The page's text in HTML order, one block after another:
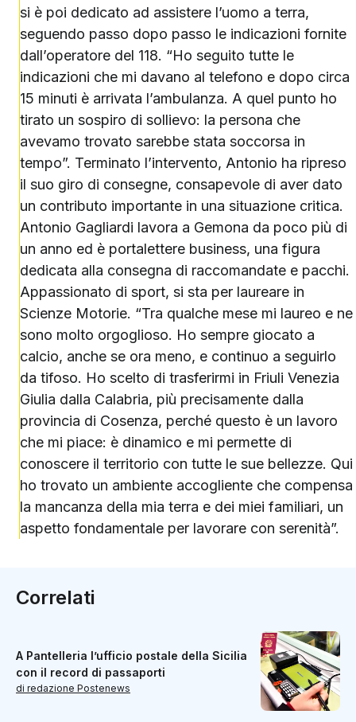
si è poi dedicato ad assistere l’uomo a terra,
seguendo passo dopo passo le indicazioni fornite
dall’operatore del 118. “Ho seguito tutte le
indicazioni che mi davano al telefono e dopo circa
15 minuti è arrivata l’ambulanza. A quel punto ho
tirato un sospiro di sollievo: la persona che
avevamo trovato sarebbe stata soccorsa in
tempo”. Terminato l’intervento, Antonio ha ripreso
il suo giro di consegne, consapevole di aver dato
un contributo importante in una situazione critica.
Antonio Gagliardi lavora a Gemona da poco più di
un anno ed è portalettere business, una figura
dedicata alla consegna di raccomandate e pacchi.
Appassionato di sport, si sta per laureare in
Scienze Motorie. “Tra qualche mese mi laureo e ne
sono molto orgoglioso. Ho sempre giocato a
calcio, anche se ora meno, e continuo a seguirlo
da tifoso. Ho scelto di trasferirmi in Friuli Venezia
Giulia dalla Calabria, più precisamente dalla
provincia di Cosenza, perché questo è un lavoro
che mi piace: è dinamico e mi permette di
conoscere il territorio con tutte le sue bellezze. Qui
ho trovato un ambiente accogliente che compensa
la mancanza della mia terra e dei miei familiari, un
aspetto fondamentale per lavorare con serenità”.
Correlati
A Pantelleria l’ufficio postale della Sicilia
con il record di passaporti
di redazione Postenews